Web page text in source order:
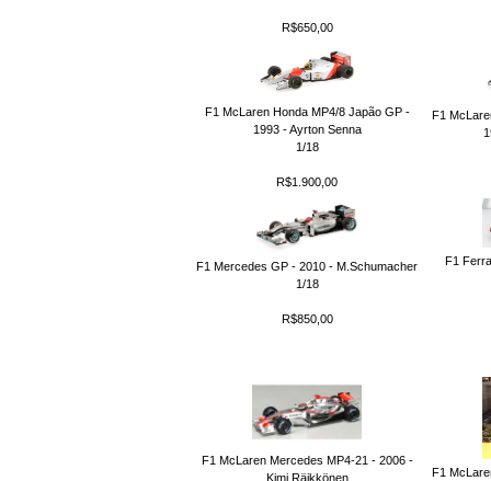
R$650,00
F1 McLaren Honda MP4/8 Japão GP -
1993 - Ayrton Senna
1/18
R$1.900,00
F1
F1 Mercedes GP - 2010 - M.Schumacher
1/18
R$850,00
F1
F1 McLaren Mercedes MP4-21 - 2006 -
Kimi Räikkönen
F1